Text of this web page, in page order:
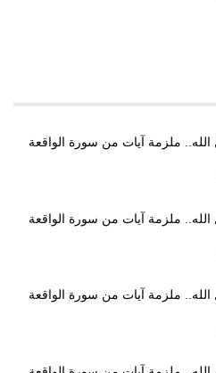
ملزمة آيات من سورة الواقعة
ملزمة آيات من سورة الواقعة
ملزمة آيات من سورة الواقعة